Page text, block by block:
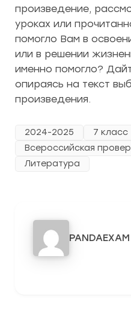
произведение,
уроках или
помогло Вам в
или в решении
именно помогло?
опираясь на текст
произведения.
2024-2025
7 класс
Всероссийская
Литература
PANDAEXAM